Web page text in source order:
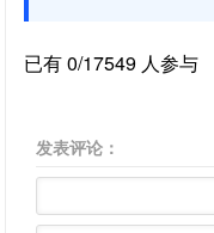
已有 0/17549 人参与
发表评论：